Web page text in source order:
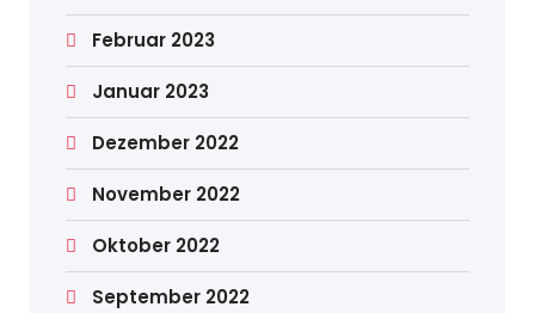
Februar 2023
Januar 2023
Dezember 2022
November 2022
Oktober 2022
September 2022